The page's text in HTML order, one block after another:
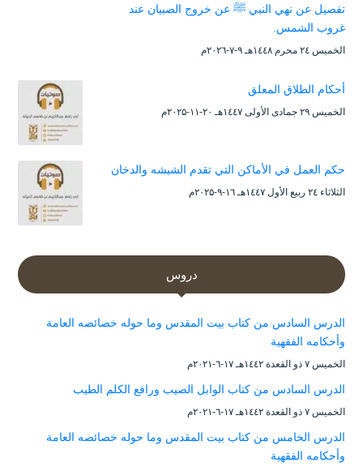
تفصيل عن نهي النبي ﷺ عن خروج الصبيان عند
غروب الشمس.
الخميس ۲٤ محرم ۱٤٤۸هـ ۹-۷-۲۰۲٦م
أحكام الطلاق المعلق
الخميس ۲۹ جمادى الأولى ۱٤٤۷هـ ۲۰-۱۱-۲۰۲۵م
حكم العمل في الأماكن التي تقدم الشيشه والدخان
الثلاثاء ۲٤ ربيع الأول ۱٤٤۷هـ ۱٦-۹-۲۰۲۵م
دروس
الدرس السادس من كتاب بيت المقدس وما حوله خصائصه العامة
وأحكامه الفقهية
الخميس ۷ ذو القعدة ۱٤٤۲هـ ۱۷-٦-۲۰۲۱م
الدرس السادس من كتاب الوابل الصيب ورافع الكلم الطيب
الخميس ۷ ذو القعدة ۱٤٤۲هـ ۱۷-٦-۲۰۲۱م
الدرس الخامس من كتاب بيت المقدس وما حوله خصائصه العامة
وأحكامه الفقهية